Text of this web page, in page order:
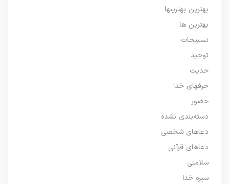
بهترین بهترینها
بهترین ها
تسبیحات
توحید
حدیث
حرفهای خدا
حضور
دسته‌بندی نشده
دعاهای شخصی
دعاهای قرآنی
سلامتی
سیره خدا